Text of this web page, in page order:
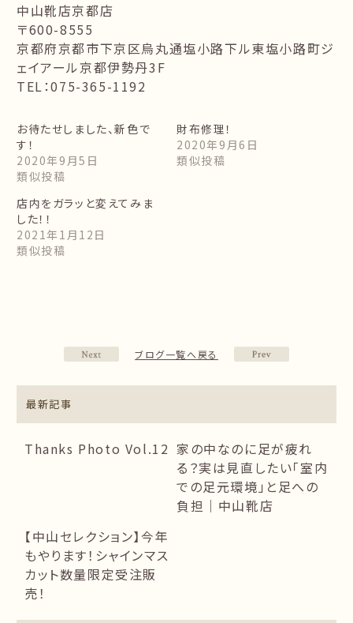
中山靴店京都店
〒600-8555
京都府京都市下京区烏丸通塩小路下ル東塩小路町ジ
ェイアール京都伊勢丹3F
TEL：075-365-1192
お待たせしました、新色で
す！
2020年9月5日
類似投稿
財布修理！
2020年9月6日
類似投稿
店内をガラッと変えてみま
した！！
2021年1月12日
類似投稿
ブログ一覧へ戻る
最新記事
Thanks Photo Vol.12 家の中なのに足が疲れ
る？実は見直したい「室内
での足元環境」と足への
負担｜中山靴店
【中山セレクション】今年
もやります！シャインマス
カット数量限定受注販
売！